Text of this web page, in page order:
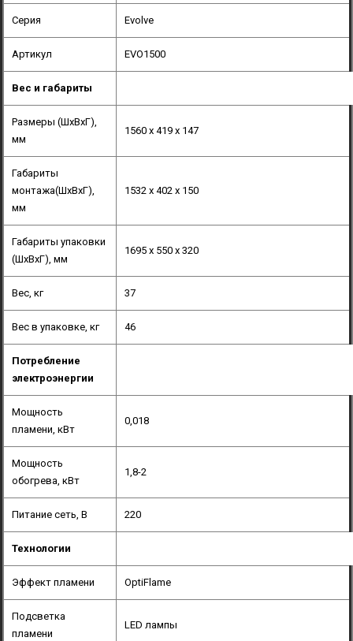
Серия Evolve
Артикул EVO1500
Вес и габариты
Размеры (ШхВхГ),
мм
1560 x 419 x 147
Габариты
монтажа(ШхВхГ),
мм
1532 x 402 x 150
Габариты упаковки
(ШхВхГ), мм
1695 x 550 x 320
Вес, кг 37
Вес в упаковке, кг 46
Потребление
электроэнергии
Мощность
пламени, кВт
0,018
Мощность
обогрева, кВт
1,8-2
Питание сеть, В 220
Технологии
Эффект пламени OptiFlame
Подсветка
пламени
LED лампы